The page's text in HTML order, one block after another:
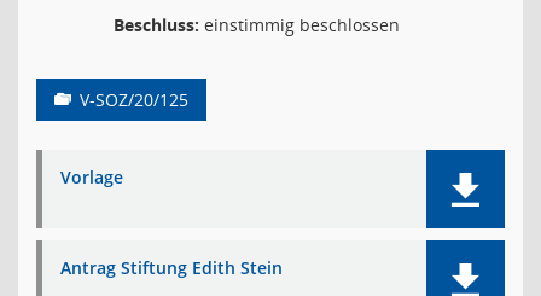
Beschluss: einstimmig beschlossen
V-SOZ/20/125
Vorlage
Antrag Stiftung Edith Stein